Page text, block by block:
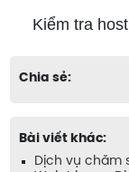
Kiểm tra
Chia sẻ:
Bài viết khác: